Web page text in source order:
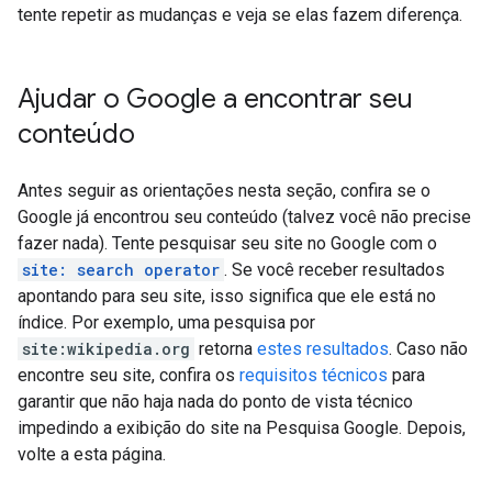
tente repetir as mudanças e veja se elas fazem diferença.
Ajudar o Google a encontrar seu
conteúdo
Antes seguir as orientações nesta seção, confira se o
Google já encontrou seu conteúdo (talvez você não precise
fazer nada). Tente pesquisar seu site no Google com o
site: search operator . Se você receber resultados
apontando para seu site, isso significa que ele está no
índice. Por exemplo, uma pesquisa por
site:wikipedia.org retorna estes resultados. Caso não
encontre seu site, confira os requisitos técnicos para
garantir que não haja nada do ponto de vista técnico
impedindo a exibição do site na Pesquisa Google. Depois,
volte a esta página.